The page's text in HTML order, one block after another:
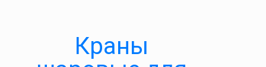
Краны